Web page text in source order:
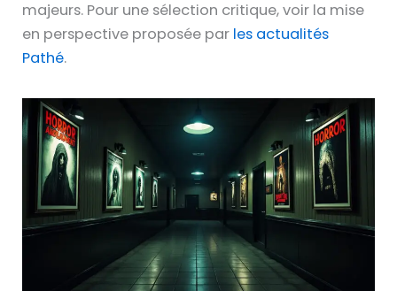
majeurs. Pour une sélection critique, voir la mise
en perspective proposée par les actualités
Pathé.